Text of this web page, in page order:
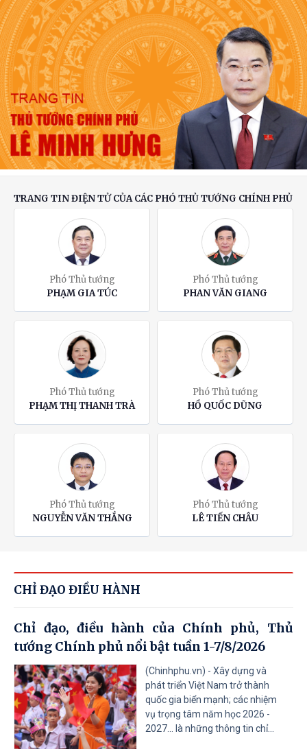
Điều lệ Đảng khoa học, dễ thực hiện và có sức
sống lâu dài
Hai Phó Thủ tướng chủ trì rà soát đầu tư,
hoàn thiện các tuyến đường bộ cao tốc quy mô
phân kỳ
TRANG TIN ĐIỆN TỬ CỦA CÁC PHÓ THỦ TƯỚNG CHÍNH PHỦ
Phó Thủ tướng
PHẠM GIA TÚC
Phó Thủ tướng
PHAN VĂN GIANG
Phó Thủ tướng
PHẠM THỊ THANH TRÀ
Phó Thủ tướng
HỒ QUỐC DŨNG
Phó Thủ tướng
NGUYỄN VĂN THẮNG
Phó Thủ tướng
LÊ TIẾN CHÂU
CHỈ ĐẠO ĐIỀU HÀNH
Chỉ đạo, điều hành của Chính phủ, Thủ
tướng Chính phủ nổi bật tuần 1-7/8/2026
(Chinhphu.vn) - Xây dựng và
phát triển Việt Nam trở thành
quốc gia biển mạnh; các nhiệm
vụ trọng tâm năm học 2026 -
2027... là những thông tin chỉ...